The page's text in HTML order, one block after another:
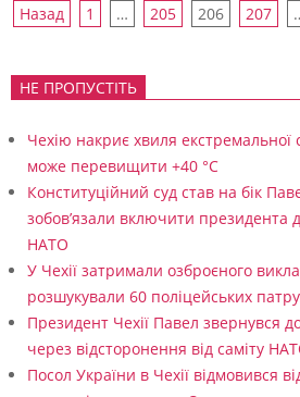
Пагінація
Назад 1 … 205 206 207
НЕ ПРОПУСТІТЬ
Чехію накриє хвиля екстремальної
може перевищити +40 °C
Конституційний суд став на бік
зобов’язали включити президента
НАТО
У Чехії затримали озброєного
розшукували 60 поліцейських
Президент Чехії Павел звернувся
через відсторонення від саміту
Посол України в Чехії відмовився